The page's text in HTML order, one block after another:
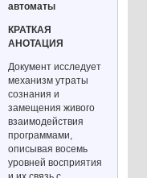
автоматы
КРАТКАЯ
АНОТАЦИЯ
Документ исследует
механизм утраты
сознания и
замещения живого
взаимодействия
программами,
описывая восемь
уровней восприятия